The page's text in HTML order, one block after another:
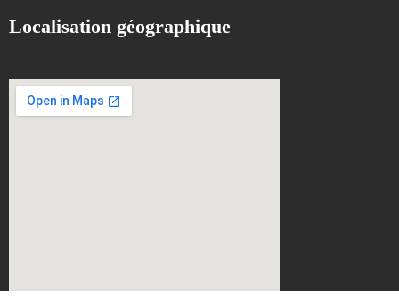
Localisation géographique